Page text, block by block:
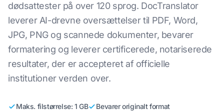
dødsattester på over 120 sprog. DocTranslator
leverer AI-drevne oversættelser til PDF, Word,
JPG, PNG og scannede dokumenter, bevarer
formatering og leverer certificerede, notariserede
resultater, der er accepteret af officielle
institutioner verden over.
Maks. filstørrelse: 1 GB Bevarer originalt format